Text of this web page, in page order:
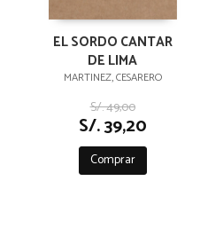
EL SORDO CANTAR
DE LIMA
MARTINEZ, CESARERO
S/. 49,00
S/. 39,20
Comprar